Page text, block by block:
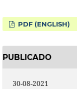
PDF (ENGLISH)
PUBLICADO
30-08-2021